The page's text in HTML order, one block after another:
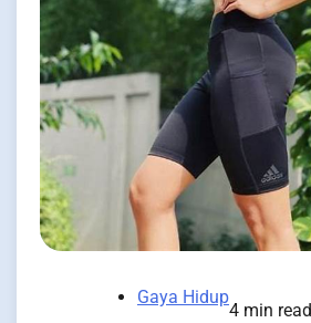
Gaya Hidup
4 min read